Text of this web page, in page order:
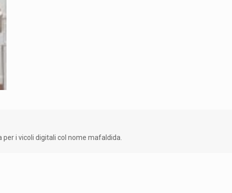
per i vicoli digitali col nome mafaldida.